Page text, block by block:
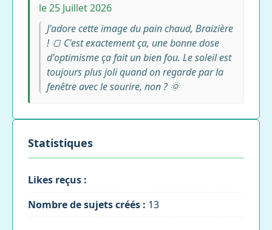
le 25 Juillet 2026
J'adore cette image du pain chaud, Braizière
! 🍞 C'est exactement ça, une bonne dose
d'optimisme ça fait un bien fou. Le soleil est
toujours plus joli quand on regarde par la
fenêtre avec le sourire, non ? 🌞
Statistiques
Likes reçus :
Nombre de sujets créés : 13